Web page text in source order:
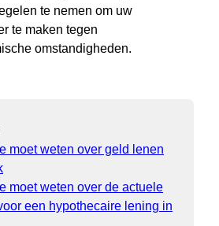
te nemen om uw
te maken tegen
omstandigheden.
moet weten over geld lenen
moet weten over de actuele
een hypothecaire lening in